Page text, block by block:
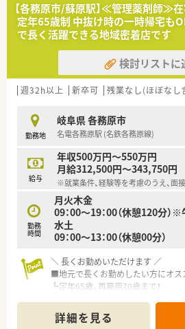
【職場環境と雰囲気】
■ヘルプ体制がしっかりと整ってい
ランクがある方でも安心してご勤務
■充実した福利厚生が用意されてお
などご家族で楽しめる制度が好評で
■労働組合が組織されているため、
く風通しの良い職場環境が保たれて
【こんな取り組みをしています】
■最新のシステム導入を進めること
ュニケーションに注力できる環境を
■認定薬剤師資格の取得支援や外部
自己研鑽を後押しする制度が充実し
■子育て世代を支援する企業として
育休の推進など多様な働き方を応援
【各務原市/蘇原駅】≪管理薬剤師≫
定年65歳制 中抜け時の一時帰宅
で長く活躍できる地域密着店です
検討リストに
週32h以上 新卒可 残業なし(ほぼなし
勤務地
岐阜県 各務原市
名電各務原駅 (名鉄各務原線)
給与
年収500万円～550万円
月給312,500円～343,750円
※就業条件、経験等を考慮のうえ、面接
勤務
時間
月火木金
09：00～19：00（休憩120分）
水土
09：00～13：00（休憩00分）
＼ 長くお勤めいただけます ／
■地元で長くお勤めしたい方にオス
┗定年65歳、再雇用70歳まで！
転居を伴う転勤なくお勤めいただ
詳細を見る